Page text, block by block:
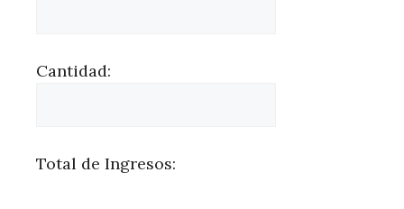
Cantidad:
Total de Ingresos: